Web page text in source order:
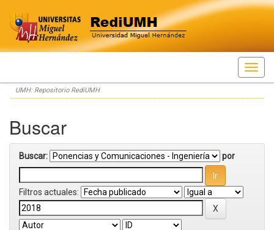
Skip
navigation
UMH: Repositorio RediUMH
Buscar
Buscar: por
Filtros actuales: